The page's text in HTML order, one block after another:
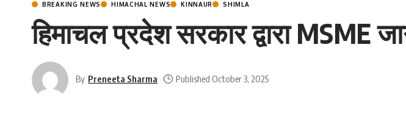
BREAKING NEWS HIMACHAL NEWS KINNAUR SHIMLA
हिमाचल प्रदेश सरकार द्वारा MSME
By Preneeta Sharma Published October 3, 2025